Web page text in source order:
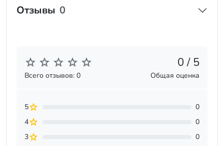
Отзывы 0
0 / 5
Всего отзывов: 0 Общая оценка
5
0
4
0
3
0